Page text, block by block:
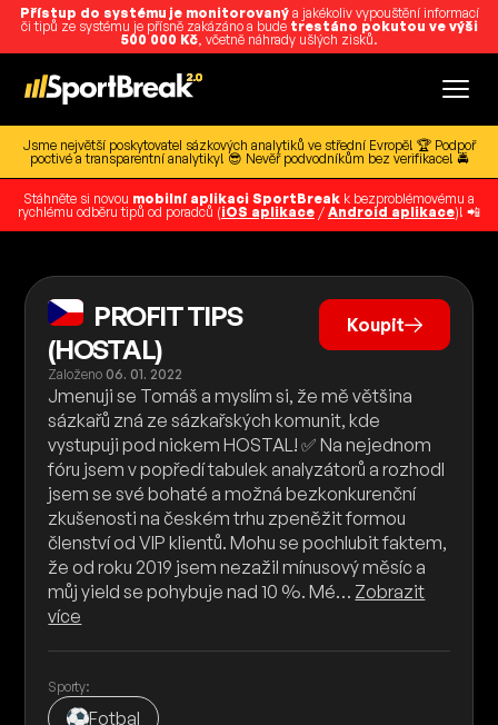
Přístup do systému je monitorovanýa jakékoliv vypouštění informací
či tipů ze systému je přísně zakázáno a bude trestáno pokutou ve výši
500 000 Kč, včetně náhrady ušlých zisků.
Jsme největší poskytovatel sázkových analytiků ve střední Evropě! 🏆 Podpoř
poctivé a transparentní analytiky! 😎 Nevěř podvodníkům bez verifikace! 🚔
Stáhněte si novou mobilní aplikaci SportBreak k bezproblémovému a
rychlému odběru tipů od poradců (iOS aplikace / Android aplikace)! 📲
PROFIT TIPS
(HOSTAL)
Založeno 06. 01. 2022
Koupit
Jmenuji se Tomáš a myslím si, že mě většina
sázkařů zná ze sázkařských komunit, kde
vystupuji pod nickem HOSTAL! ✅ Na nejednom
fóru jsem v popředí tabulek analyzátorů a rozhodl
jsem se své bohaté a možná bezkonkurenční
zkušenosti na českém trhu zpeněžit formou
členství od VIP klientů. Mohu se pochlubit faktem,
že od roku 2019 jsem nezažil mínusový měsíc a
můj yield se pohybuje nad 10 %. Mé… Zobrazit
více
Sporty:
Fotbal